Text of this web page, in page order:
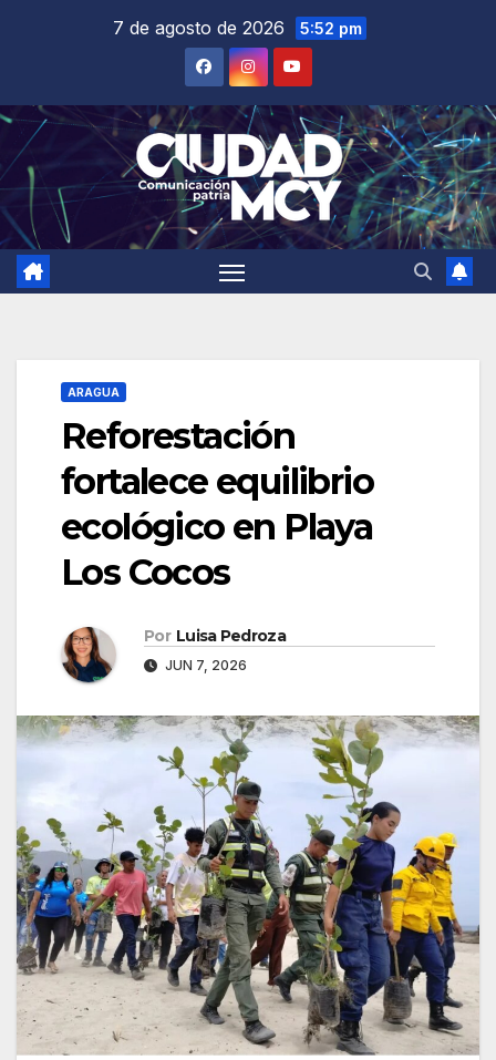
7 de agosto de 2026 5:52 pm
ARAGUA
Reforestación
fortalece equilibrio
ecológico en Playa
Los Cocos
Por Luisa Pedroza
JUN 7, 2026